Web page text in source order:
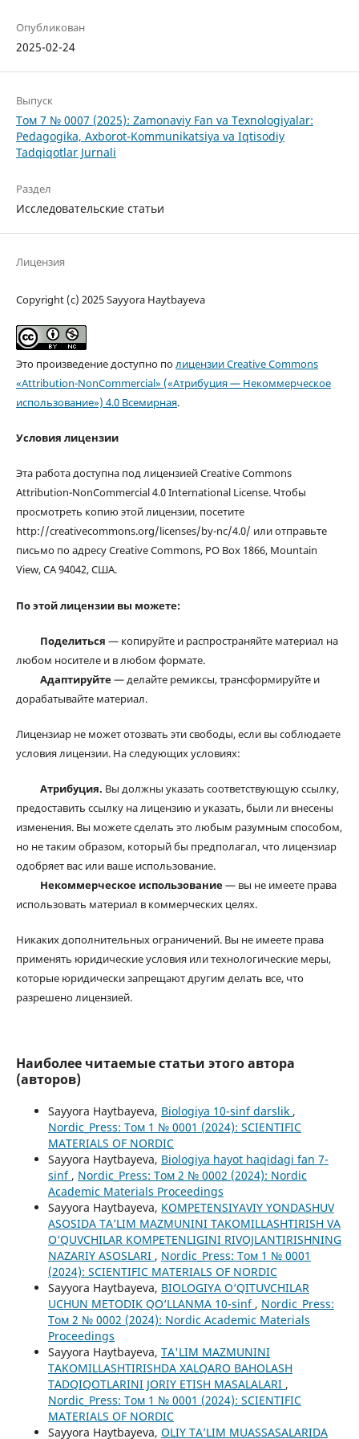
Опубликован
2025-02-24
Выпуск
Том 7 № 0007 (2025): Zamonaviy Fan va Texnologiyalar:
Pedagogika, Axborot-Kommunikatsiya va Iqtisodiy
Tadqiqotlar Jurnali
Раздел
Исследовательские статьи
Лицензия
Copyright (c) 2025 Sayyora Haytbayeva
Это произведение доступно полицензии Creative Commons
«Attribution-NonCommercial» («Атрибуция — Некоммерческое
использование») 4.0 Всемирная.
Условия лицензии
Эта работа доступна под лицензией Creative Commons
Attribution-NonCommercial 4.0 International License. Чтобы
просмотреть копию этой лицензии, посетите
http://creativecommons.org/licenses/by-nc/4.0/ или отправьте
письмо по адресу Creative Commons, PO Box 1866, Mountain
View, CA 94042, США.
По этой лицензии вы можете:
Поделиться — копируйте и распространяйте материал на
любом носителе и в любом формате.
Адаптируйте— делайте ремиксы, трансформируйте и
дорабатывайте материал.
Лицензиар не может отозвать эти свободы, если вы соблюдаете
условия лицензии. На следующих условиях:
Атрибуция. Вы должны указать соответствующую ссылку,
предоставить ссылку на лицензию и указать, были ли внесены
изменения. Вы можете сделать это любым разумным способом,
но не таким образом, который бы предполагал, что лицензиар
одобряет вас или ваше использование.
Некоммерческое использование— вы не имеете права
использовать материал в коммерческих целях.
Никаких дополнительных ограничений. Вы не имеете права
применять юридические условия или технологические меры,
которые юридически запрещают другим делать все, что
разрешено лицензией.
Наиболее читаемые статьи этого автора
(авторов)
Sayyora Haytbayeva, Biologiya 10-sinf darslik ,
Nordic_Press: Том 1 № 0001 (2024): SCIENTIFIC
MATERIALS OF NORDIC
Sayyora Haytbayeva, Biologiya hayot haqidagi fan 7-
sinf , Nordic_Press: Том 2 № 0002 (2024): Nordic
Academic Materials Proceedings
Sayyora Haytbayeva, KOMPETENSIYAVIY YONDASHUV
ASOSIDA TA’LIM MAZMUNINI TAKOMILLASHTIRISH VA
O‘QUVCHILAR KOMPETENLIGINI RIVOJLANTIRISHNING
NAZARIY ASOSLARI , Nordic_Press: Том 1 № 0001
(2024): SCIENTIFIC MATERIALS OF NORDIC
Sayyora Haytbayeva, BIOLOGIYA O‘QITUVCHILAR
UCHUN METODIK QO‘LLANMA 10-sinf , Nordic_Press:
Том 2 № 0002 (2024): Nordic Academic Materials
Proceedings
Sayyora Haytbayeva, TA'LIM MAZMUNINI
TAKOMILLASHTIRISHDA XALQARO BAHOLASH
TADQIQOTLARINI JORIY ETISH MASALALARI ,
Nordic_Press: Том 1 № 0001 (2024): SCIENTIFIC
MATERIALS OF NORDIC
Sayyora Haytbayeva, OLIY TA’LIM MUASSASALARIDA